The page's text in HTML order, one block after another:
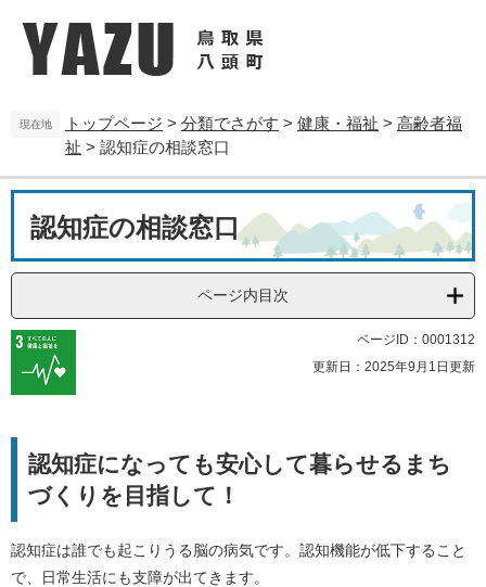
。
て
へ
現在地 トップページ > 分類でさがす > 健康・福祉 > 高齢者福
祉 > 認知症の相談窓口
認知症の相談窓口
ページ内目次
ページID：0001312
更新日：2025年9月1日更新
認知症になっても安心して暮らせるまち
づくりを目指して！
認知症は誰でも起こりうる脳の病気です。認知機能が低下すること
で、日常生活にも支障が出てきます。